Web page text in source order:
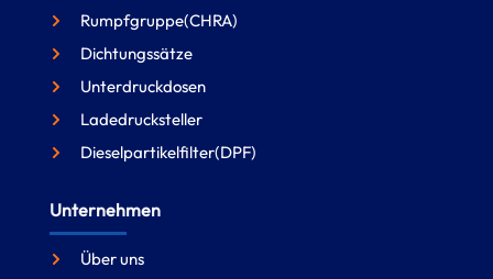
Rumpfgruppe(CHRA)
Dichtungssätze
Unterdruckdosen
Ladedrucksteller
Dieselpartikelfilter(DPF)
Unternehmen
Über uns